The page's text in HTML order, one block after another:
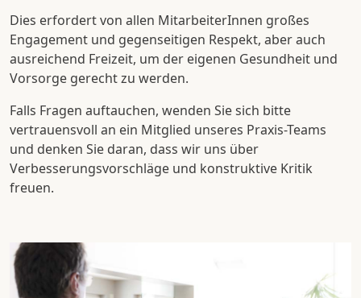
Dies erfordert von allen MitarbeiterInnen großes
Engagement und gegenseitigen Respekt, aber auch
ausreichend Freizeit, um der eigenen Gesundheit und
Vorsorge gerecht zu werden.
Falls Fragen auftauchen, wenden Sie sich bitte
vertrauensvoll an ein Mitglied unseres Praxis-Teams
und denken Sie daran, dass wir uns über
Verbesserungsvorschläge und konstruktive Kritik
freuen.